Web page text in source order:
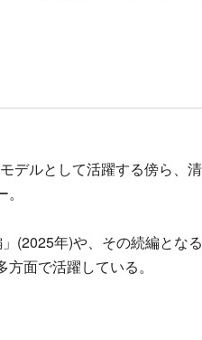
デルとして活躍する傍ら、
(2025年)や、その続編とな
面で活躍している。